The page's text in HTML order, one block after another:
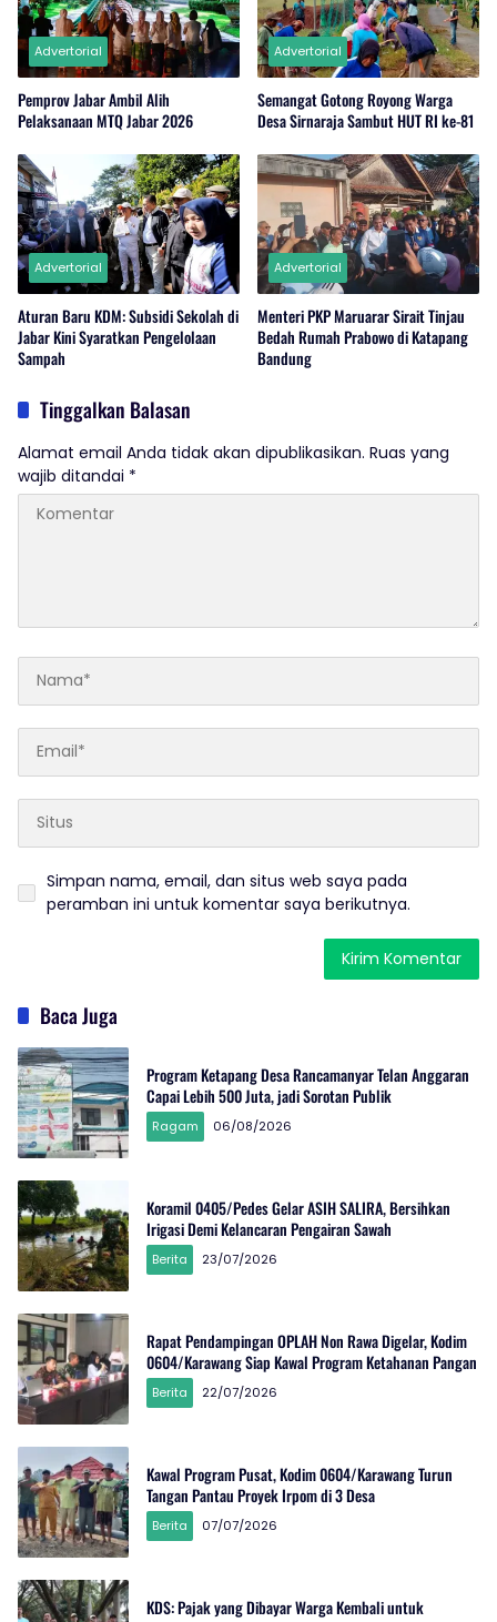
Advertorial
Pemprov Jabar Ambil Alih
Pelaksanaan MTQ Jabar 2026
Advertorial
Semangat Gotong Royong Warga
Desa Sirnaraja Sambut HUT RI ke-81
Advertorial
Aturan Baru KDM: Subsidi Sekolah di
Jabar Kini Syaratkan Pengelolaan
Sampah
Advertorial
Menteri PKP Maruarar Sirait Tinjau
Bedah Rumah Prabowo di Katapang
Bandung
Tinggalkan Balasan
Alamat email Anda tidak akan dipublikasikan. Ruas yang
wajib ditandai *
Simpan nama, email, dan situs web saya pada
peramban ini untuk komentar saya berikutnya.
Baca Juga
Program Ketapang Desa Rancamanyar Telan Anggaran
Capai Lebih 500 Juta, jadi Sorotan Publik
Ragam 06/08/2026
Koramil 0405/Pedes Gelar ASIH SALIRA, Bersihkan
Irigasi Demi Kelancaran Pengairan Sawah
Berita 23/07/2026
Rapat Pendampingan OPLAH Non Rawa Digelar, Kodim
0604/Karawang Siap Kawal Program Ketahanan Pangan
Berita 22/07/2026
Kawal Program Pusat, Kodim 0604/Karawang Turun
Tangan Pantau Proyek Irpom di 3 Desa
Berita 07/07/2026
KDS: Pajak yang Dibayar Warga Kembali untuk